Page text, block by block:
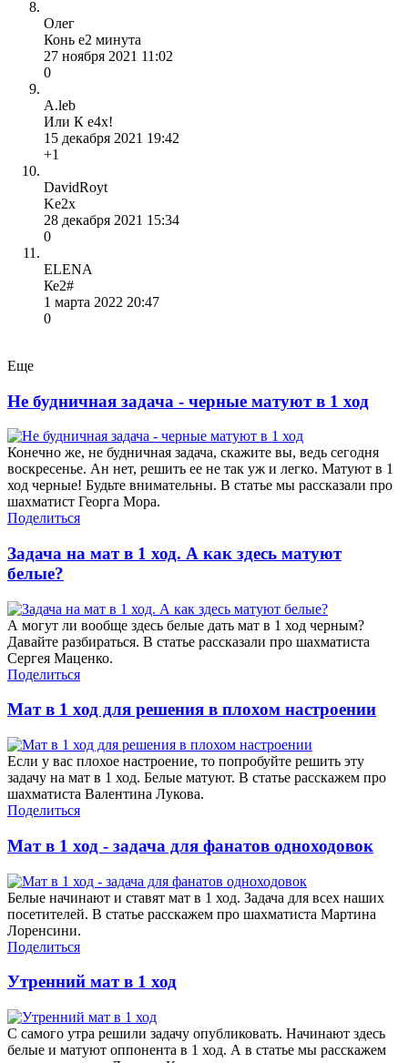
Олег
Конь е2 минута
27 ноября 2021 11:02
0
A.leb
Или К е4х!
15 декабря 2021 19:42
+1
DavidRoyt
Ke2x
28 декабря 2021 15:34
0
ELENA
Ке2#
1 марта 2022 20:47
0
Еще
Не будничная задача - черные матуют в 1 ход
Конечно же, не будничная задача, скажите вы, ведь сегодня
воскресенье. Ан нет, решить ее не так уж и легко. Матуют в 1
ход черные! Будьте внимательны. В статье мы рассказали про
шахматист Георга Мора.
Поделиться
Задача на мат в 1 ход. А как здесь матуют
белые?
А могут ли вообще здесь белые дать мат в 1 ход черным?
Давайте разбираться. В статье рассказали про шахматиста
Сергея Маценко.
Поделиться
Мат в 1 ход для решения в плохом настроении
Если у вас плохое настроение, то попробуйте решить эту
задачу на мат в 1 ход. Белые матуют. В статье расскажем про
шахматиста Валентина Лукова.
Поделиться
Мат в 1 ход - задача для фанатов одноходовок
Белые начинают и ставят мат в 1 ход. Задача для всех наших
посетителей. В статье расскажем про шахматиста Мартина
Лоренсини.
Поделиться
Утренний мат в 1 ход
С самого утра решили задачу опубликовать. Начинают здесь
белые и матуют оппонента в 1 ход. А в статье мы расскажем